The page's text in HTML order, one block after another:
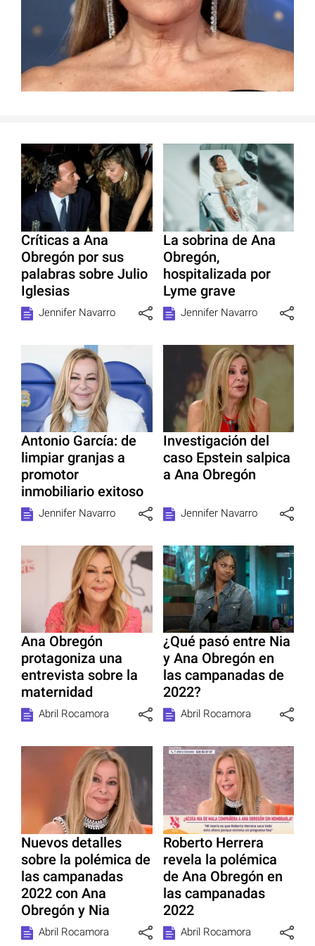
Críticas a Ana
Obregón por sus
palabras sobre Julio
Iglesias
Jennifer Navarro
La sobrina de Ana
Obregón,
hospitalizada por
Lyme grave
Jennifer Navarro
Antonio García: de
limpiar granjas a
promotor
inmobiliario exitoso
Jennifer Navarro
Investigación del
caso Epstein salpica
a Ana Obregón
Jennifer Navarro
Ana Obregón
protagoniza una
entrevista sobre la
maternidad
Abril Rocamora
¿Qué pasó entre Nia
y Ana Obregón en
las campanadas de
2022?
Abril Rocamora
Nuevos detalles
sobre la polémica de
las campanadas
2022 con Ana
Obregón y Nia
Abril Rocamora
Roberto Herrera
revela la polémica
de Ana Obregón en
las campanadas
2022
Abril Rocamora